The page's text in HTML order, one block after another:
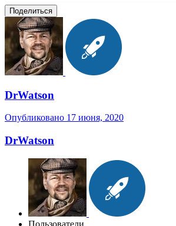
Поделиться
DrWatson
Опубликовано 17 июня, 2020
DrWatson
Пользователи